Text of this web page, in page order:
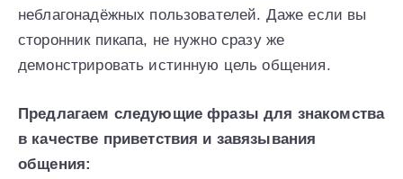
неблагонадёжных пользователей. Даже если вы
сторонник пикапа, не нужно сразу же
демонстрировать истинную цель общения.
Предлагаем следующие фразы для знакомства
в качестве приветствия и завязывания
общения: